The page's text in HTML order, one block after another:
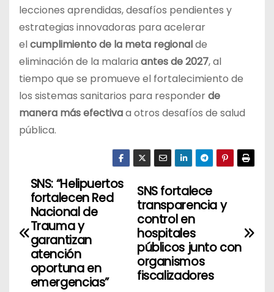
lecciones aprendidas, desafíos pendientes y
estrategias innovadoras para acelerar
elcumplimiento de la meta regionalde
eliminación de la malaria antes de 2027, al
tiempo que se promueve el fortalecimiento de
los sistemas sanitarios para responderde
manera más efectivaa otros desafíos de salud
pública.
N
v
SNS fortalece
transparencia y
control en
hospitales
públicos junto con
organismos
fiscalizadores
SNS: “Helipuertos
fortalecen Red
Nacional de
Trauma y
garantizan
atención
oportuna en
emergencias”